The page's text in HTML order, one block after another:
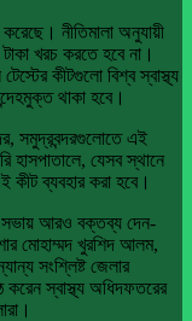
নীতিমালা অনুযায়ী
খরচ করতে হবে না।
কীটগুলো বিশ্ব স্বাস্থ্য
থাকা হবে।
সমুদ্রবন্দরগুলোতে এই
হাসপাতালে, যেসব স্থানে
কীট ব্যবহার করা হবে।
সভায় আরও বক্তব্য দেন-
মোহাম্মদ খুরশিদ আলম,
সংশ্লিষ্ট জেলার
করেন স্বাস্থ্য অধিদফতরের